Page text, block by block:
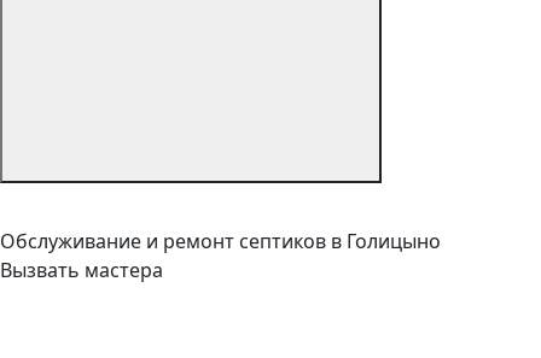
Обслуживание и ремонт септиков в Голицыно
Вызвать мастера